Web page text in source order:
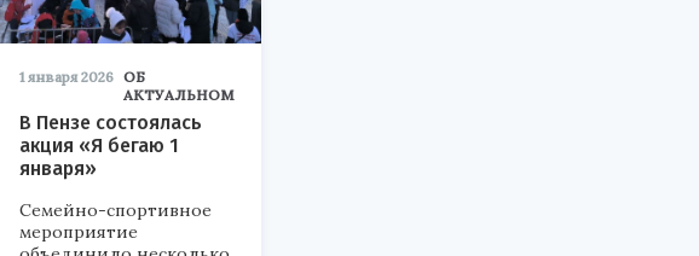
1 января 2026 ОБ
АКТУАЛЬНОМ
В Пензе состоялась
акция «Я бегаю 1
января»
Семейно-спортивное
мероприятие